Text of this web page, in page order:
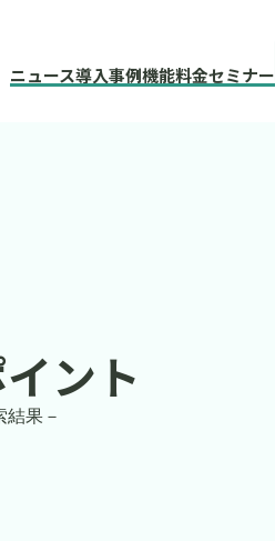
ニュース導入事例機能料金セミナー
ント
結果－